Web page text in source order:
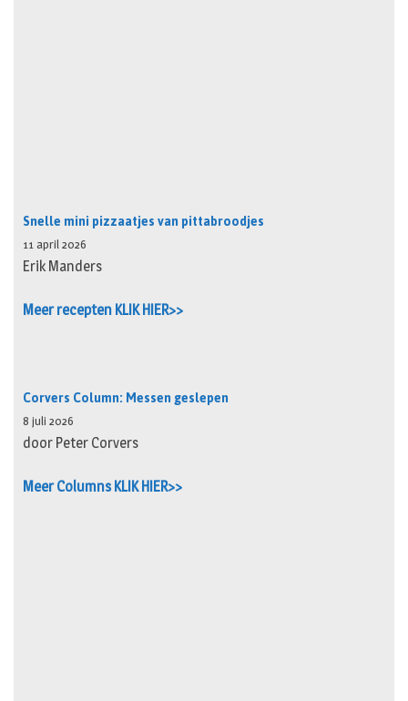
Snelle mini pizzaatjes van pittabroodjes
11 april 2026
Erik Manders
Meer recepten KLIK HIER>>
Corvers Column: Messen geslepen
8 juli 2026
door Peter Corvers
Meer Columns KLIK HIER>>